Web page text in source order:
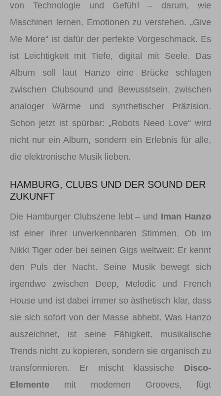
von Technologie und Gefühl – darum, wie
Maschinen lernen, Emotionen zu verstehen. „Give
Me More“ ist dafür der perfekte Vorgeschmack. Es
ist Leichtigkeit mit Tiefe, digital mit Seele. Das
Album soll laut Hanzo eine Brücke schlagen
zwischen Clubsound und Bewusstsein, zwischen
analoger Wärme und synthetischer Präzision.
Schon jetzt ist spürbar: „Robots Need Love“ wird
nicht nur ein Album, sondern ein Erlebnis für alle,
die elektronische Musik lieben.
HAMBURG, CLUBS UND DER SOUND DER
ZUKUNFT
Die Hamburger Clubszene lebt – und Iman Hanzo
ist einer ihrer unverkennbaren Stimmen. Ob im
Nikki Tiger oder bei seinen Gigs weltweit: Er kennt
den Puls der Nacht. Seine Musik bewegt sich
irgendwo zwischen Deep, Melodic und French
House und ist dabei immer so ästhetisch klar, dass
sie sich sofort von der Masse abhebt. Was Hanzo
auszeichnet, ist seine Fähigkeit, musikalische
Trends nicht zu kopieren, sondern sie organisch zu
transformieren. Er mischt klassische Disco-
Elemente mit modernen Grooves, fügt